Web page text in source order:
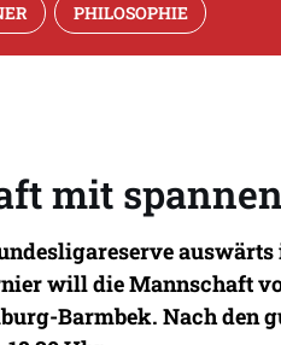
PHILOSOPHIE
mit
will die Mannschaft
Barmbek. Nach